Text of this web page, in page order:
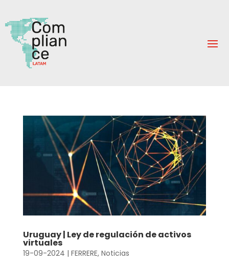
Uruguay | Ley de regulación de activos
virtuales
19-09-2024 | FERRERE, Noticias